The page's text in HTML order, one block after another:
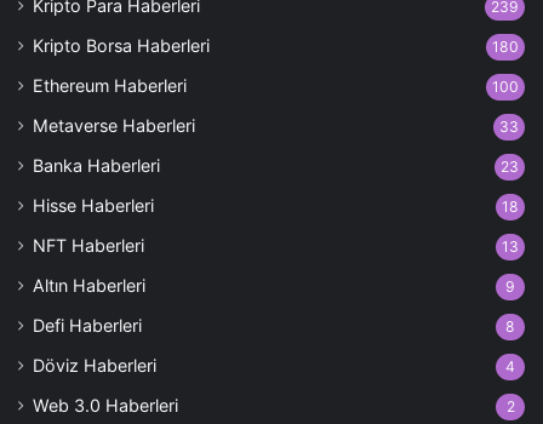
Kripto Para Haberleri 239
Kripto Borsa Haberleri 180
Ethereum Haberleri 100
Metaverse Haberleri 33
Banka Haberleri 23
Hisse Haberleri 18
NFT Haberleri 13
Altın Haberleri 9
Defi Haberleri 8
Döviz Haberleri 4
Web 3.0 Haberleri 2